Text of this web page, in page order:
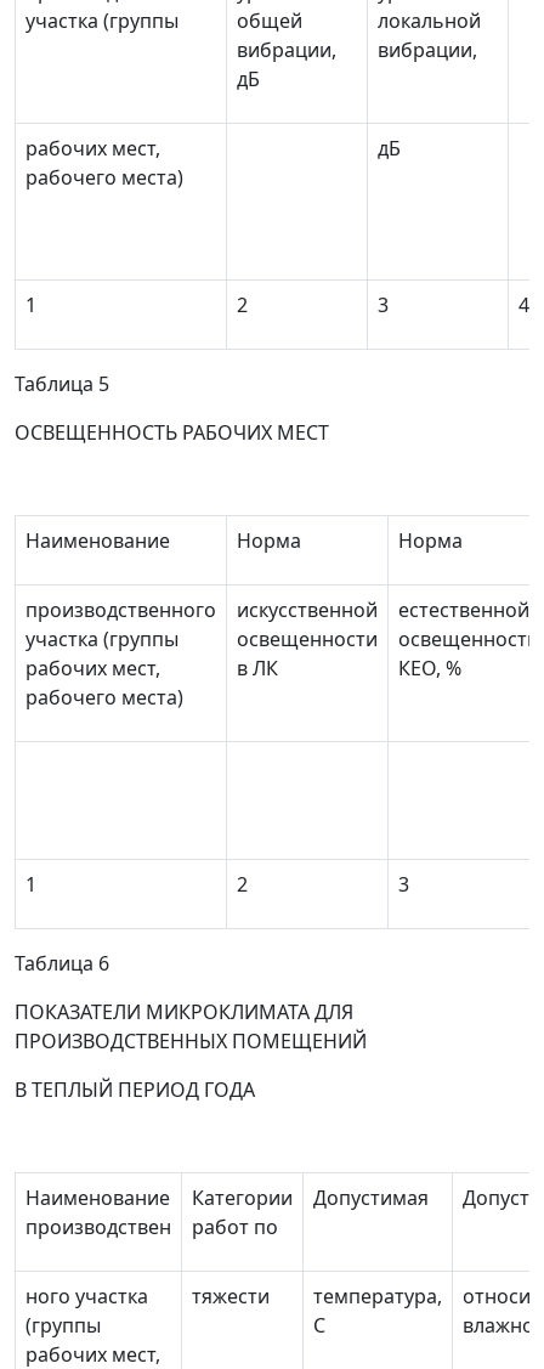
участка (группы
общей
вибрации,
дБ
локальной
вибрации,
рабочих мест,
рабочего места)
дБ
1 2 3 4
Таблица 5
ОСВЕЩЕННОСТЬ РАБОЧИХ МЕСТ
Наименование Норма Норма
производственного
участка (группы
рабочих мест,
рабочего места)
искусственной
освещенности
в ЛК
естественной
освещенности,
КЕО, %
1 2 3
Таблица 6
ПОКАЗАТЕЛИ МИКРОКЛИМАТА ДЛЯ
ПРОИЗВОДСТВЕННЫХ ПОМЕЩЕНИЙ
В ТЕПЛЫЙ ПЕРИОД ГОДА
Наименование
производствен
Категории
работ по
Допустимая
ного участка
(группы
рабочих мест,
тяжести
температура,
С
влажнос